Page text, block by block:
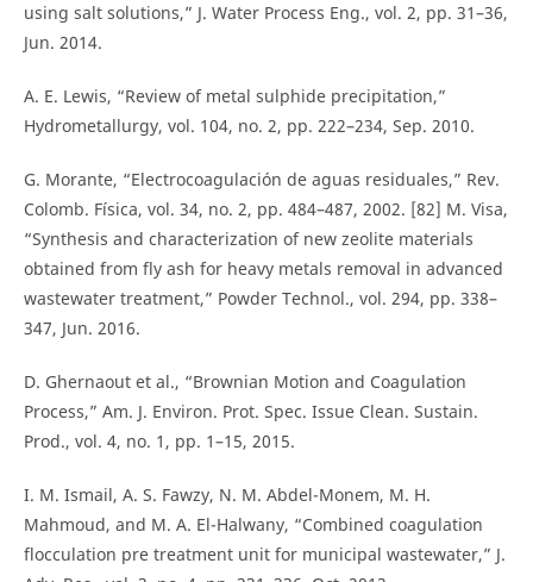
using salt solutions,” J. Water Process Eng., vol. 2, pp. 31–36,
Jun. 2014.
A. E. Lewis, “Review of metal sulphide precipitation,”
Hydrometallurgy, vol. 104, no. 2, pp. 222–234, Sep. 2010.
G. Morante, “Electrocoagulación de aguas residuales,” Rev.
Colomb. Física, vol. 34, no. 2, pp. 484–487, 2002. [82] M. Visa,
“Synthesis and characterization of new zeolite materials
obtained from fly ash for heavy metals removal in advanced
wastewater treatment,” Powder Technol., vol. 294, pp. 338–
347, Jun. 2016.
D. Ghernaout et al., “Brownian Motion and Coagulation
Process,” Am. J. Environ. Prot. Spec. Issue Clean. Sustain.
Prod., vol. 4, no. 1, pp. 1–15, 2015.
I. M. Ismail, A. S. Fawzy, N. M. Abdel-Monem, M. H.
Mahmoud, and M. A. El-Halwany, “Combined coagulation
flocculation pre treatment unit for municipal wastewater,” J.